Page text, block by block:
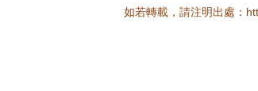
如若轉載，請注明出處：